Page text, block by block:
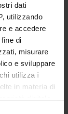
dati
utilizzando
e accedere
di
misurare
e sviluppare
utilizza i
in materia di
digitale